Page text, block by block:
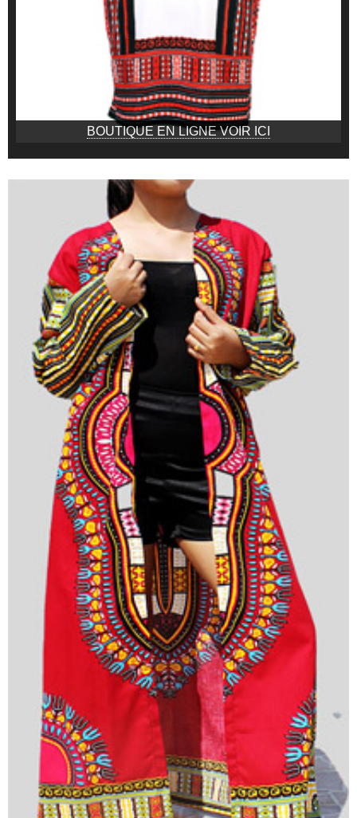
BOUTIQUE EN LIGNE VOIR ICI
BOUTIQUE EN LIGNE VOIR ICI